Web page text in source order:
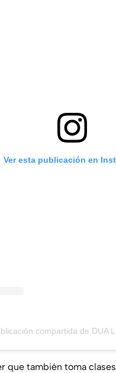
Ver esta publicación en
compartida de DUA
que también toma